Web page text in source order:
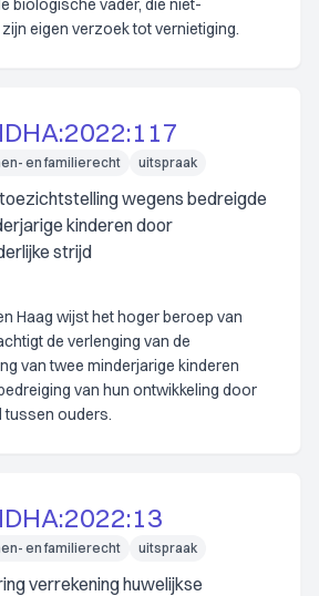
biologische vader, die niet-
eigen verzoek tot vernietiging.
en familierecht uitspraak
wegens bedreigde
kinderen door
strijd
Haag wijst het hoger beroep van
de verlenging van de
van twee minderjarige kinderen
van hun ontwikkeling door
tussen ouders.
en familierecht uitspraak
verrekening huwelijkse